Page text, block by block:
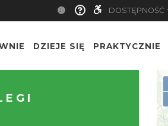
DOSTĘPNOŚĆ
DZIEJE SIĘ PRAKTYCZNIE